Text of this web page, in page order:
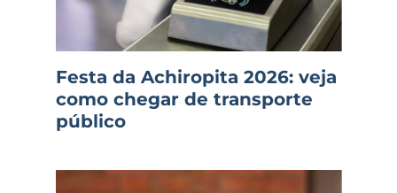
Festa da Achiropita 2026: veja
como chegar de transporte
público